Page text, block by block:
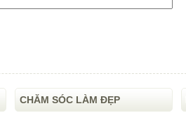
CHĂM SÓC LÀM ĐẸP